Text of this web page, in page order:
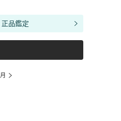
品鑑定